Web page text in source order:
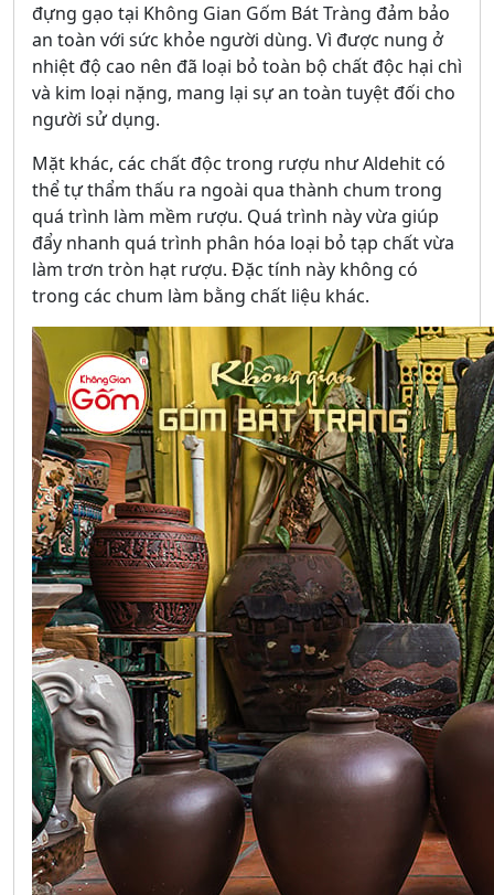
đựng gạo tại Không Gian Gốm Bát Tràng đảm bảo
an toàn với sức khỏe người dùng. Vì được nung ở
nhiệt độ cao nên đã loại bỏ toàn bộ chất độc hại chì
và kim loại nặng, mang lại sự an toàn tuyệt đối cho
người sử dụng.
Mặt khác, các chất độc trong rượu như Aldehit có
thể tự thẩm thấu ra ngoài qua thành chum trong
quá trình làm mềm rượu. Quá trình này vừa giúp
đẩy nhanh quá trình phân hóa loại bỏ tạp chất vừa
làm trơn tròn hạt rượu. Đặc tính này không có
trong các chum làm bằng chất liệu khác.